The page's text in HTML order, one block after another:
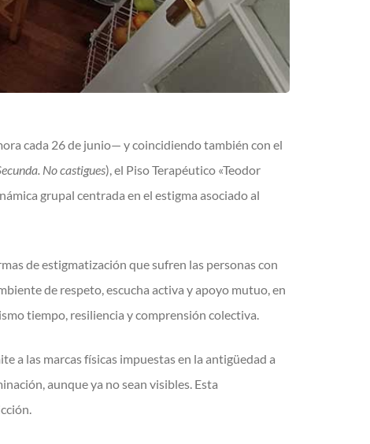
cada 26 de junio— y coincidiendo también con el
No castigues), el Piso Terapéutico «Teodor
grupal centrada en el estigma asociado al
de estigmatización que sufren las personas con
de respeto, escucha activa y apoyo mutuo, en
tiempo, resiliencia y comprensión colectiva.
a las marcas físicas impuestas en la antigüedad a
aunque ya no sean visibles. Esta